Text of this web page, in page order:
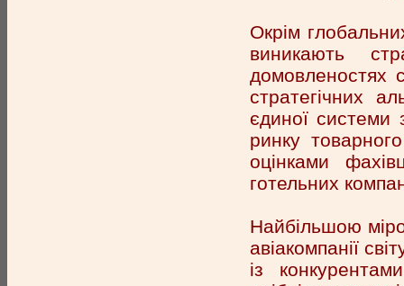
Окрім
виникають
домовленостях
стратегічних
єдиної системи
ринку
оцінками
готельних
Найбільшою
авіакомпанії
із